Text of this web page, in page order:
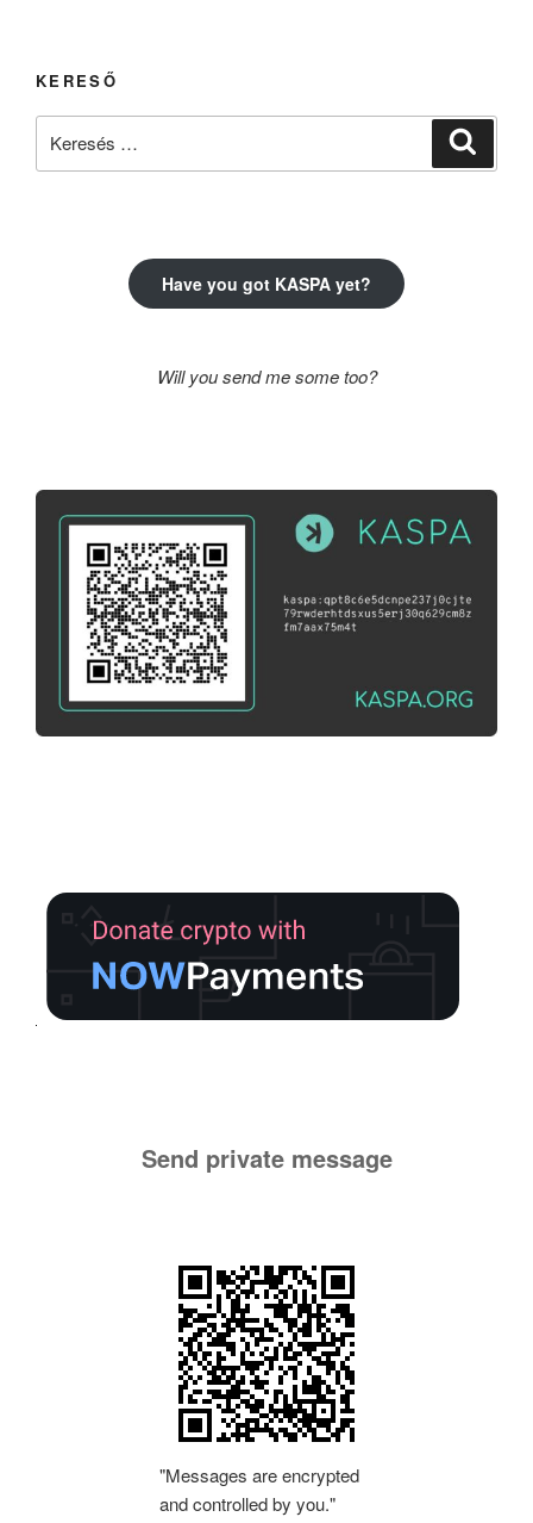
KERESŐ
Have you got KASPA yet?
Will you send me some too?
Send private message
"Messages are encrypted
and controlled by you."